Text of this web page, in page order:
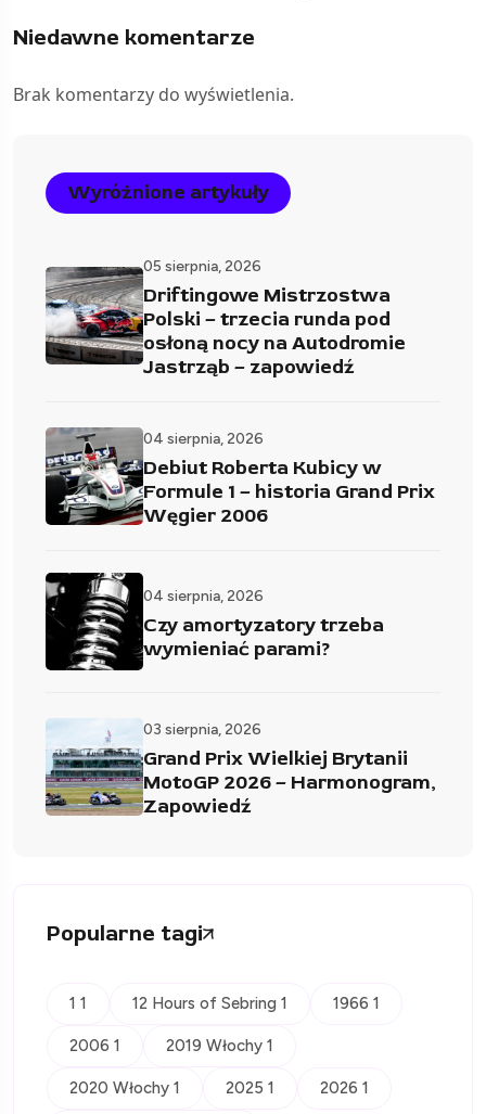
Niedawne komentarze
Brak komentarzy do wyświetlenia.
Wyróżnione artykuły
05 sierpnia, 2026
Driftingowe Mistrzostwa
Polski – trzecia runda pod
osłoną nocy na Autodromie
Jastrząb – zapowiedź
04 sierpnia, 2026
Debiut Roberta Kubicy w
Formule 1 – historia Grand Prix
Węgier 2006
04 sierpnia, 2026
Czy amortyzatory trzeba
wymieniać parami?
03 sierpnia, 2026
Grand Prix Wielkiej Brytanii
MotoGP 2026 – Harmonogram,
Zapowiedź
Popularne tagi
1 1 12 Hours of Sebring 1 1966 1
2006 1 2019 Włochy 1
2020 Włochy 1 2025 1 2026 1